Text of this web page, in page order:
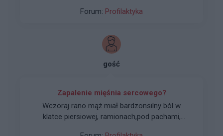
niespodzianek
Forum: Profilaktyka
gość
Zapalenie mięśnia sercowego?
Wczoraj rano mąż miał bardzonsilny ból w
klatce piersiowej, ramionach,pod pachami,